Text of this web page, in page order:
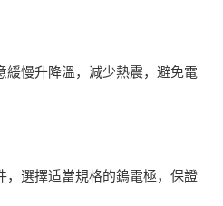
慢升降溫，減少熱震，避免電
，選擇适當規格的鎢電極，保證